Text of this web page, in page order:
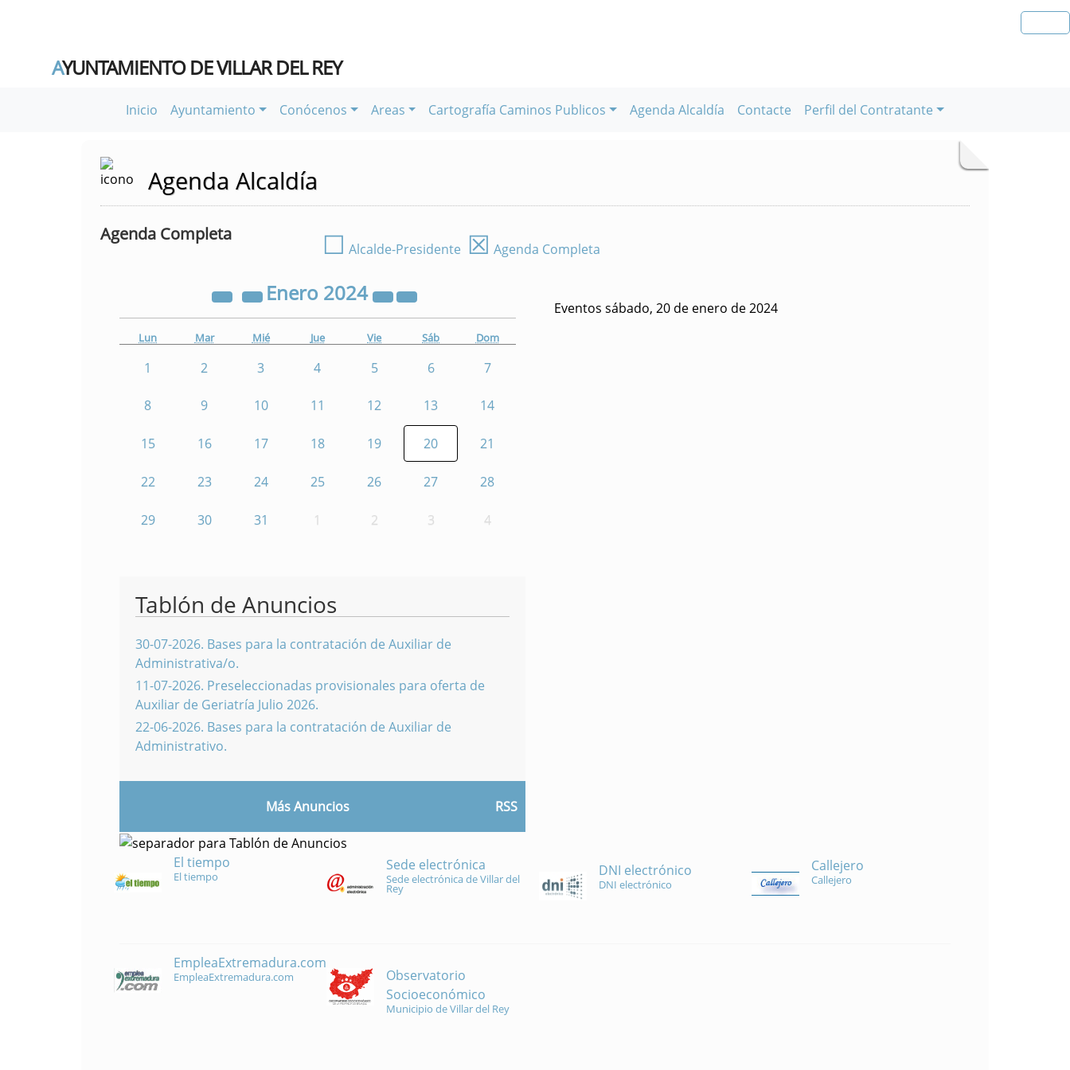
AYUNTAMIENTO DE VILLAR DEL REY
Inicio Ayuntamiento Conócenos Areas Cartografía Caminos Publicos Agenda Alcaldía Contacte Perfil del Contratante
Agenda Alcaldía
Agenda Completa ☐ Alcalde-Presidente ☒ Agenda Completa
Enero 2024
Lun Mar Mié Jue Vie Sáb Dom
1 2 3 4 5 6 7
8 9 10 11 12 13 14
15 16 17 18 19 20 21
22 23 24 25 26 27 28
29 30 31 1 2 3 4
Eventos sábado, 20 de enero de 2024
Tablón de Anuncios
30-07-2026. Bases para la contratación de Auxiliar de
Administrativa/o.
11-07-2026. Preseleccionadas provisionales para oferta de
Auxiliar de Geriatría Julio 2026.
22-06-2026. Bases para la contratación de Auxiliar de
Administrativo.
Más Anuncios RSS
El tiempo
El tiempo
Sede electrónica
Sede electrónica de Villar del
Rey
DNI electrónico
DNI electrónico
Callejero
Callejero
EmpleaExtremadura.com
EmpleaExtremadura.com
Observatorio
Socioeconómico
Municipio de Villar del Rey